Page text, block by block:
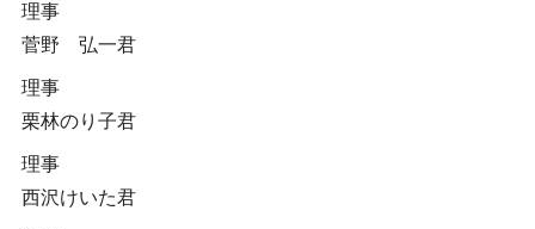
理事
菅野 弘一君
理事
栗林のり子君
理事
西沢けいた君